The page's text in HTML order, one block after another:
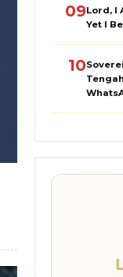
09Lord, I
Yet I
10